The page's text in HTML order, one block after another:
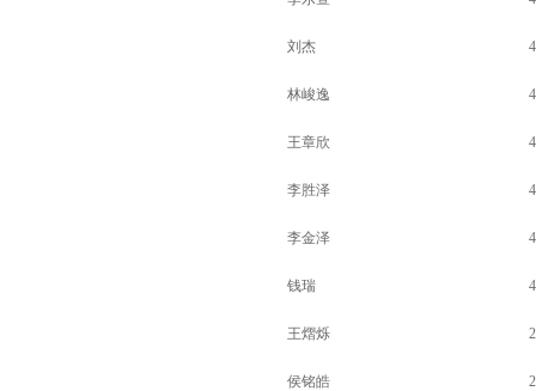
刘杰 4
林峻逸 4
王章欣 4
李胜泽 4
李金泽 4
钱瑞 4
王熠烁 2
侯铭皓 2